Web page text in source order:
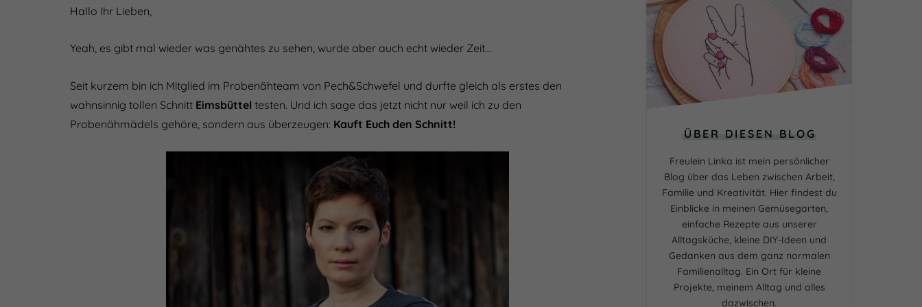
Hallo Ihr Lieben,
Yeah, es gibt mal wieder was genähtes zu sehen, wurde aber auch echt wieder Zeit…
Seit kurzem bin ich Mitglied im Probenähteam von Pech&Schwefel und durfte gleich als erstes den
wahnsinnig tollen Schnitt Eimsbüttel testen. Und ich sage das jetzt nicht nur weil ich zu den
Probenähmädels gehöre, sondern aus überzeugen: Kauft Euch den Schnitt!
ÜBER DIESEN BLOG
Freulein Linka ist mein persönlicher
Blog über das Leben zwischen Arbeit,
Familie und Kreativität. Hier findest du
Einblicke in meinen Gemüsegarten,
einfache Rezepte aus unserer
Alltagsküche, kleine DIY-Ideen und
Gedanken aus dem ganz normalen
Familienalltag. Ein Ort für kleine
Projekte, meinem Alltag und alles
dazwischen.